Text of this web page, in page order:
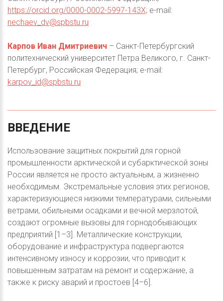
https://orcid.org/0000-0002-5997-143X; e-mail:
nechaev_dv@spbstu.ru
Карпов Иван Дмитриевич – Санкт-Петербургский
политехнический университет Петра Великого, г. Санкт-
Петербург, Российская Федерация; e-mail:
karpov_id@spbstu.ru
ВВЕДЕНИЕ
Использование защитных покрытий для горной
промышленности арктической и субарктической зоны
России является не просто актуальным, а жизненно
необходимым. Экстремальные условия этих регионов,
характеризующиеся низкими температурами, сильными
ветрами, обильными осадками и вечной мерзлотой,
создают огромные вызовы для горнодобывающих
предприятий [1–3]. Металлические конструкции,
оборудование и инфраструктура подвергаются
интенсивному износу и коррозии, что приводит к
повышенным затратам на ремонт и содержание, а
также к риску аварий и простоев [4–6].